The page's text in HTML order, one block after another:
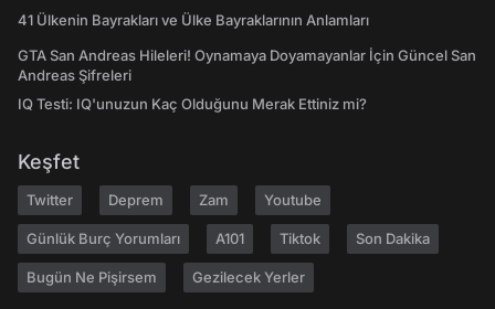
41 Ülkenin Bayrakları ve Ülke Bayraklarının Anlamları
GTA San Andreas Hileleri! Oynamaya Doyamayanlar İçin Güncel San
Andreas Şifreleri
IQ Testi: IQ'unuzun Kaç Olduğunu Merak Ettiniz mi?
Keşfet
Twitter Deprem Zam Youtube
Günlük Burç Yorumları A101 Tiktok Son Dakika
Bugün Ne Pişirsem Gezilecek Yerler